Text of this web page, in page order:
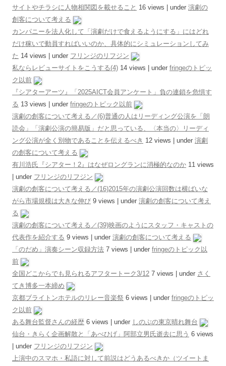
サイトやチラシに人物相関図を載せること 16 views under 演劇の
創客について考える
カンパニーを法人化して「演劇だけで食えるようにする」にはどれ
だけ稼いで動員すればいいのか、具体的にシミュレーションしてみ
た 14 views under フリンジのリフジン
私ならレビューサイトをこうする(4) 14 views under fringeのトピッ
ク以前
『シアターアーツ』「2025AICT会員アンケート」負の連鎖を危惧す
る 13 views under fringeのトピック以前
演劇の創客について考える／(6)普通の人はリーディング公演を「朗
読会」「演劇公演の簡易版」だと思っている、〈本当の〉リーディ
ング公演が全く別物であることを伝えるべき 12 views under 演劇
の創客について考える
有川浩氏『シアター！2』はなぜロングランに消極的なのか 11 views
under フリンジのリフジン
演劇の創客について考える／(16)2015年の演劇公演回数は横ばいな
がら市場規模は大きな伸び 9 views under 演劇の創客について考え
る
演劇の創客について考える／(39)映画のようにスタッフ・キャストの
代表作を紹介する 9 views under 演劇の創客について考える
「のだめ」演奏シーン収録方法 7 views under fringeのトピック以
前
全国どこからでも見られるアフタートーク3/12 7 views under さく
てき博多一本締め
京都ブライトンホテルのリレー音楽祭 6 views under fringeのトピッ
ク以前
ある舞台監督さんの経歴 6 views under しのぶの東京晴れ舞台
仙台・きらく企画解散と「あべひげ」阿部立男氏逝去に思う 6 views
under フリンジのリフジン
上演中のスマホ・私語に対して前説はどうあるべきか（ツイートま